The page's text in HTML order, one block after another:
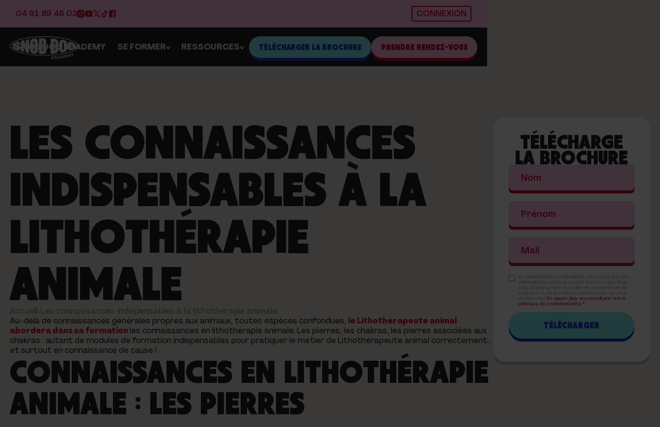
04 91 89 46 03 CONNEXION
SNOB DOG ACADEMY SE FORMER> RESSOURCES> TÉLÉCHARGER LA BROCHURE PRENDRE RENDEZ-VOUS
LES CONNAISSANCES
INDISPENSABLES À LA
LITHOTHÉRAPIE
ANIMALE
Au-delà de connaissances générales propres aux animaux, toutes espèces confondues, le Lithothérapeute animal
abordera dans sa formation les connaissances en lithothérapie animale. Les pierres, les chakras, les pierres associées aux
chakras : autant de modules de formation indispensables pour pratiquer le métier de Lithothérapeute animal correctement…
et surtout en connaissance de cause !
CONNAISSANCES EN LITHOTHÉRAPIE
ANIMALE : LES PIERRES
TÉLÉCHARGE
LA BROCHURE
En savoir plus en consultant notre
politique de confidentialité.*